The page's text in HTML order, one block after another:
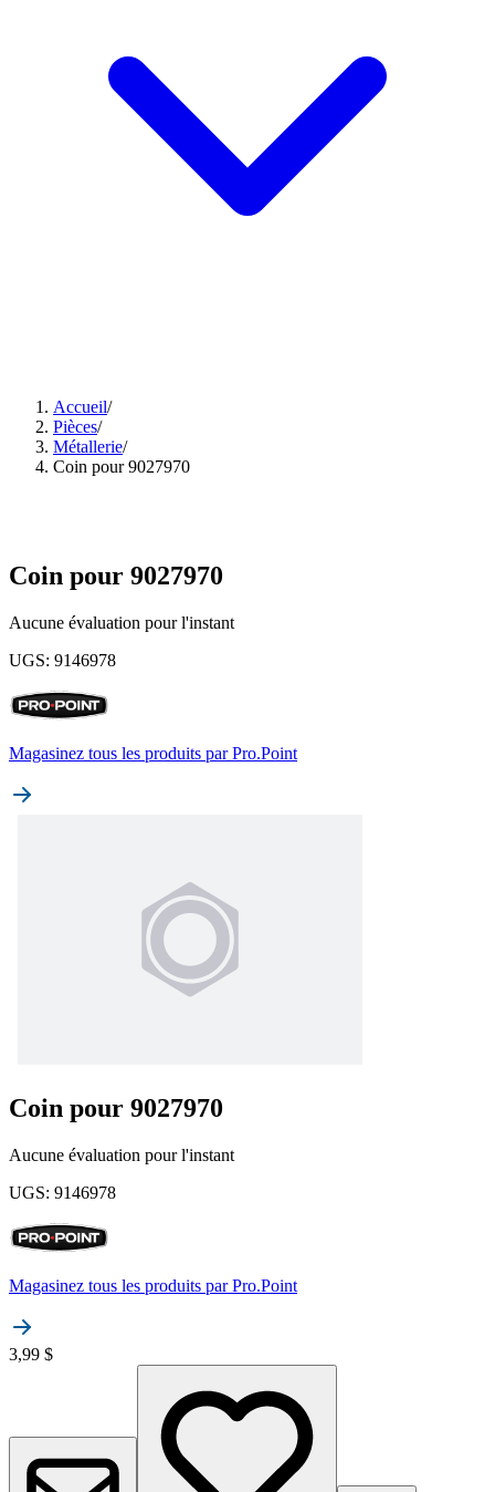
Accueil/
Pièces/
Métallerie/
Coin pour 9027970
Coin pour 9027970
Aucune évaluation pour l'instant
UGS: 9146978
Magasinez tous les produits par Pro.Point
Coin pour 9027970
Aucune évaluation pour l'instant
UGS: 9146978
Magasinez tous les produits par Pro.Point
3,99 $